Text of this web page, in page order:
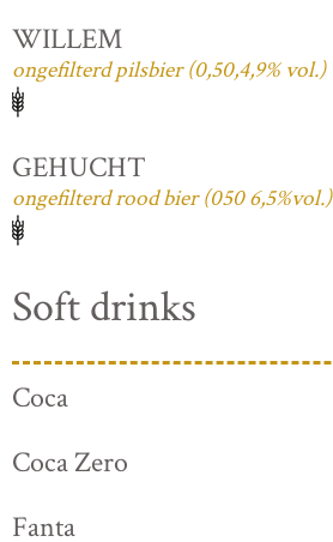
WILLEM
ongefilterd pilsbier (0,50,4,9% vol.)
GEHUCHT
ongefilterd rood bier (050 6,5%vol.)
Soft drinks
Coca
Coca Zero
Fanta